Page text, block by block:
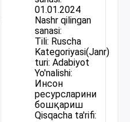
01.01.2024
Nashr qilingan
sanasi:
Tili: Ruscha
Kategoriyasi(Janr)
turi: Adabiyot
Yo'nalishi:
Инсон
ресурсларини
бошқариш
Qisqacha ta'rifi: